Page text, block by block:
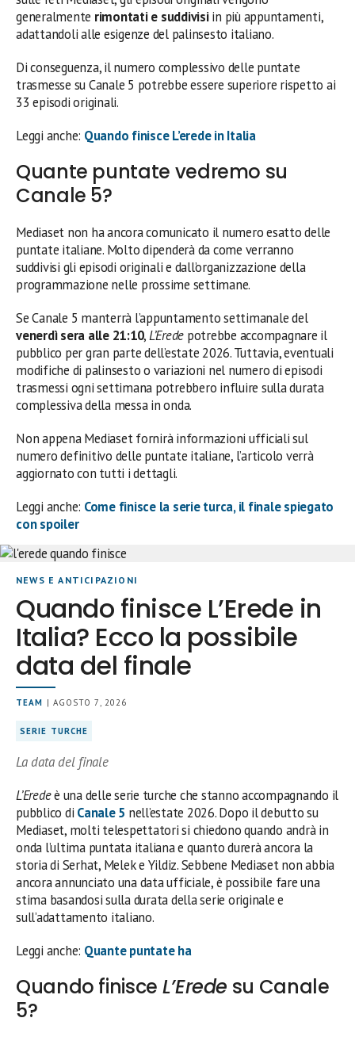
generalmente rimontati e suddivisiin più appuntamenti,
adattandoli alle esigenze del palinsesto italiano.
Di conseguenza, il numero complessivo delle puntate
trasmesse su Canale 5 potrebbe essere superiore rispetto ai
33 episodi originali.
Leggi anche: Quando finisce L’erede in Italia
Quante puntate vedremo su
Canale 5?
Mediaset non ha ancora comunicato il numero esatto delle
puntate italiane. Molto dipenderà da come verranno
suddivisi gli episodi originali e dall’organizzazione della
programmazione nelle prossime settimane.
Se Canale 5 manterrà l’appuntamento settimanale del
venerdì sera alle 21:10,L’Erede potrebbe accompagnare il
pubblico per gran parte dell’estate 2026. Tuttavia, eventuali
modifiche di palinsesto o variazioni nel numero di episodi
trasmessi ogni settimana potrebbero influire sulla durata
complessiva della messa in onda.
Non appena Mediaset fornirà informazioni ufficiali sul
numero definitivo delle puntate italiane, l’articolo verrà
aggiornato con tutti i dettagli.
Leggi anche: Come finisce la serie turca, il finale spiegato
con spoiler
NEWS E ANTICIPAZIONI
Quando finisce L’Erede in
Italia? Ecco la possibile
data del finale
TEAM | AGOSTO 7, 2026
SERIE TURCHE
La data del finale
L’Eredeè una delle serie turche che stanno accompagnando il
pubblico di Canale 5 nell’estate 2026. Dopo il debutto su
Mediaset, molti telespettatori si chiedono quando andrà in
onda l’ultima puntata italiana e quanto durerà ancora la
storia di Serhat, Melek e Yildiz. Sebbene Mediaset non abbia
ancora annunciato una data ufficiale, è possibile fare una
stima basandosi sulla durata della serie originale e
sull’adattamento italiano.
Leggi anche: Quante puntate ha
Quando finisce L’Erede su Canale
5?